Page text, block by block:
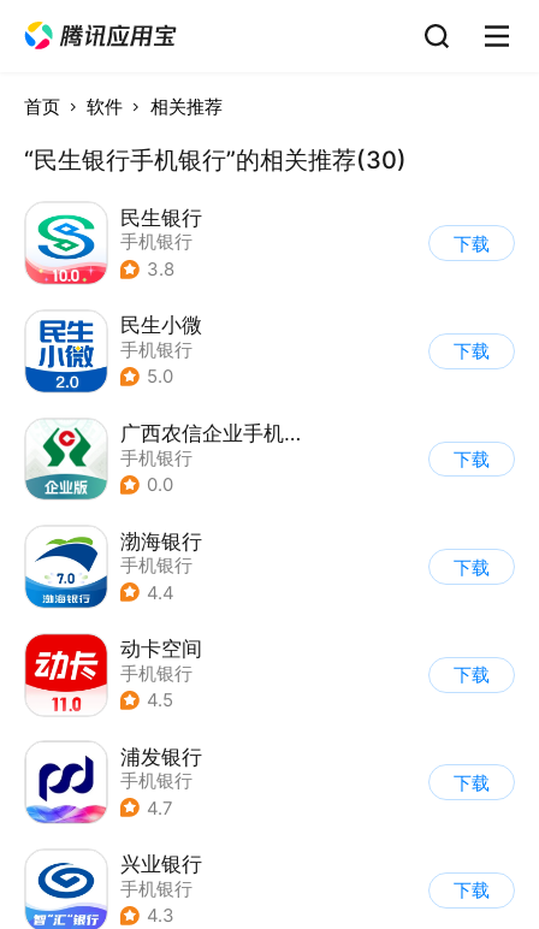
首页 软件 相关推荐
“民生银行手机银行”的相关推荐(30)
民生银行
手机银行
3.8
下载
民生小微
手机银行
5.0
下载
广西农信企业手机银行
手机银行
0.0
下载
渤海银行
手机银行
4.4
下载
动卡空间
手机银行
4.5
下载
浦发银行
手机银行
4.7
下载
兴业银行
手机银行
4.3
下载